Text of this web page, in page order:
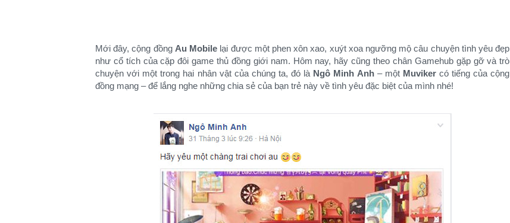
Mới đây, cộng đồng Au Mobile lại được một phen xôn xao, xuýt xoa ngưỡng mộ câu chuyện tình yêu đẹp
như cổ tích của cặp đôi game thủ đồng giới nam. Hôm nay, hãy cũng theo chân Gamehub gặp gỡ và trò
chuyện với một trong hai nhân vật của chúng ta, đó là Ngô Minh Anh– một Muvikercó tiếng của cộng
đồng mạng – để lắng nghe những chia sẻ của bạn trẻ này về tình yêu đặc biệt của mình nhé!